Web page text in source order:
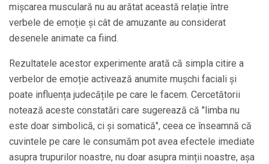
mișcarea musculară nu au arătat această relație între
verbele de emoție și cât de amuzante au considerat
desenele animate ca fiind.
Rezultatele acestor experimente arată că simpla citire a
verbelor de emoție activează anumite mușchi faciali și
poate influența judecățile pe care le facem. Cercetătorii
notează aceste constatări care sugerează că "limba nu
este doar simbolică, ci și somatică", ceea ce înseamnă că
cuvintele pe care le consumăm pot avea efectele imediate
asupra trupurilor noastre, nu doar asupra minții noastre, așa